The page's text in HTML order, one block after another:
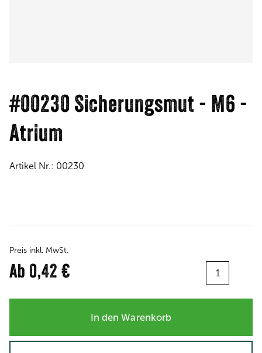
#00230 Sicherungsmut - M6 -
Atrium
Artikel Nr.: 00230
Preis inkl. MwSt.
Ab 0,42 €
In den Warenkorb